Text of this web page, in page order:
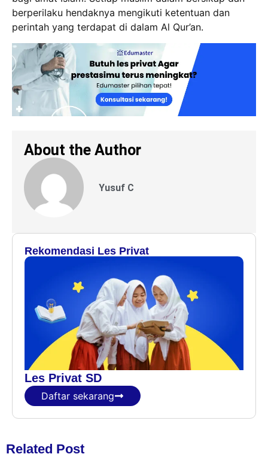
berperilaku hendaknya mengikuti ketentuan dan
perintah yang terdapat di dalam Al Qur’an.
About the Author
Yusuf C
Rekomendasi Les Privat
Les Privat SD
Daftar sekarang
Related Post